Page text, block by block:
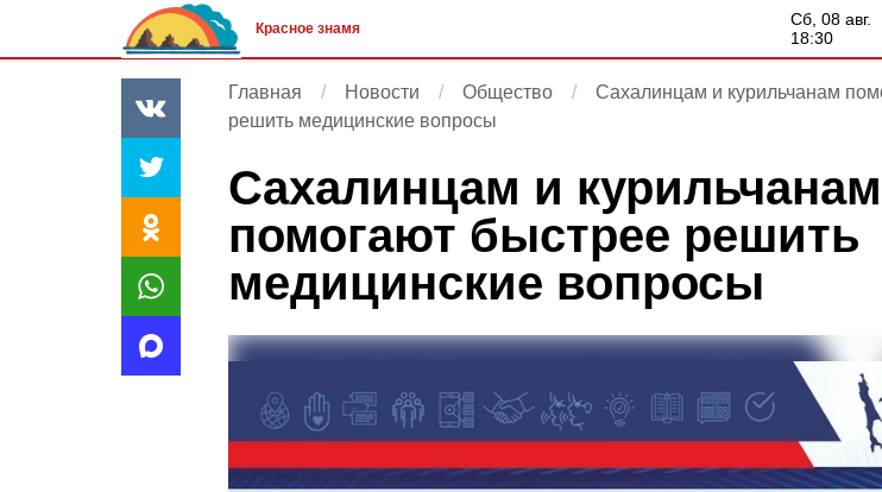
Красное знамя
сб, 08 авг.
18:30
Главная Новости Общество
Сахалинцам и курильчанам
решить медицинские вопросы
Сахалинцам и курильчанам
помогают быстрее решить
медицинские вопросы